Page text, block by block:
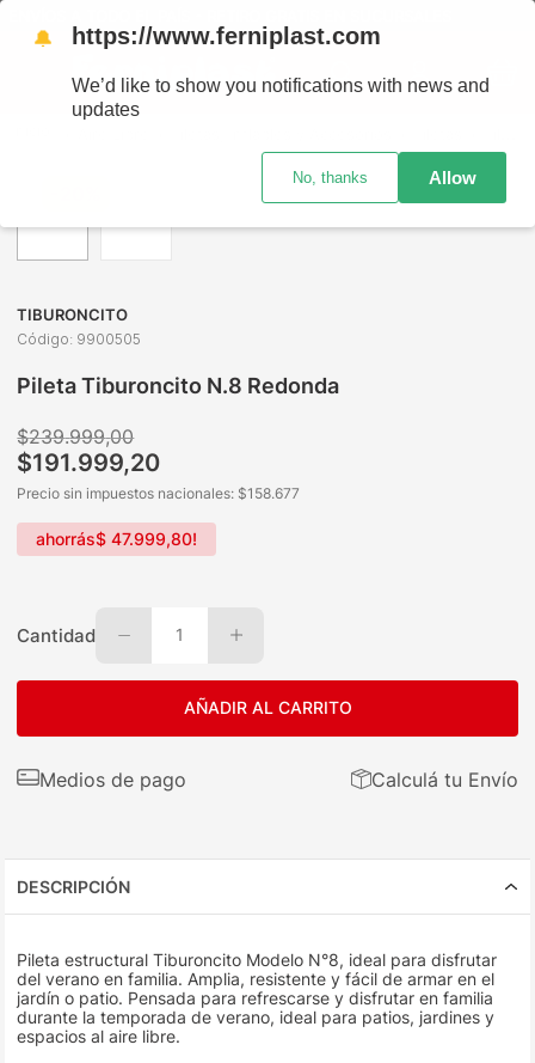
TIBURONCITO
Código: 9900505
Pileta Tiburoncito N.8 Redonda
$239.999,00
$191.999,20
Precio sin impuestos nacionales: $158.677
ahorrás$ 47.999,80!
Cantidad 1
AÑADIR AL CARRITO
Medios de pago Calculá tu Envío
DESCRIPCIÓN
Pileta estructural Tiburoncito Modelo N°8, ideal para disfrutar
del verano en familia. Amplia, resistente y fácil de armar en el
jardín o patio. Pensada para refrescarse y disfrutar en familia
durante la temporada de verano, ideal para patios, jardines y
espacios al aire libre.
🔔 https://www.ferniplast.com
We’d like to show you notifications with news and
updates
No, thanks Allow